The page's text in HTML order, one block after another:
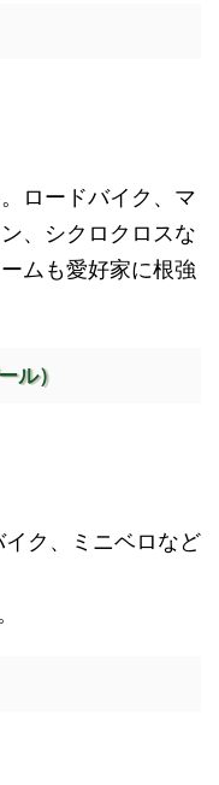
ロードバイク、マ
、シクロクロスな
ムも愛好家に根強
ル）
ク、ミニベロなど